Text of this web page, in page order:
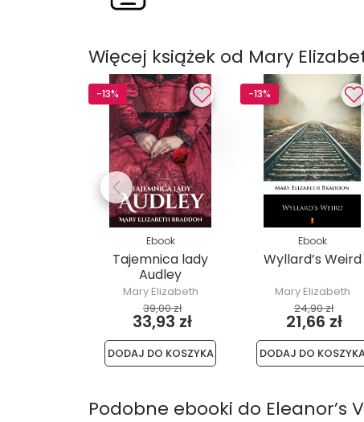
Więcej książek od Mary
-13%
Ebook
Tajemnica lady
Audley
Mary Elizabeth
Braddon
39,00 zł
33,93 zł
DODAJ DO KOSZYKA
-13%
Ebook
Wyllard’s Weird
Mary Elizabeth
Braddon
24,90 zł
21,66 zł
DODAJ DO
Podobne ebooki do Eleanor’s